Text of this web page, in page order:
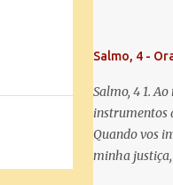
coração ao
sem Vós
Sacramento
Glória ao Pai:
Salmo, 4 -
Salmo, 4 1.
instrumentos
Quando vos
minha justiça,